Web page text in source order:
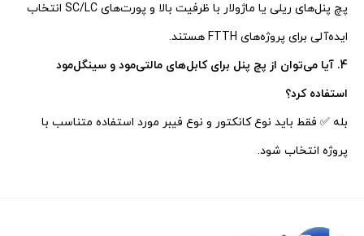
پچ پنل‌های ریلی یا ماژولار با ظرفیت بالا و پورت‌های SC/LC انتخاب
ایده‌آلی برای پروژه‌های FTTH هستند.
4. آیا می‌توان از پچ پنل برای کابل‌های مالتی‌مود و سینگل‌مود
استفاده کرد؟
بله ✅ فقط باید نوع کانکتور و نوع فیبر مورد استفاده متناسب با
پروژه انتخاب شود.